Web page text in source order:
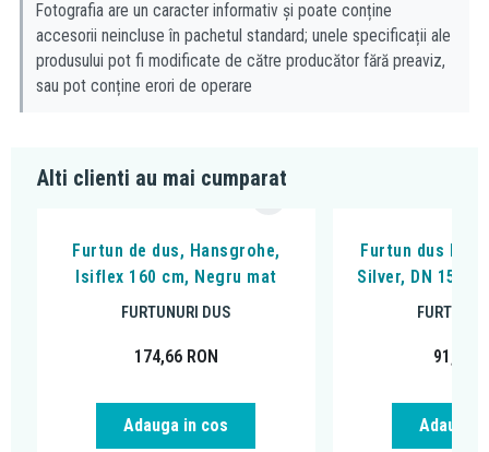
Fotografia are un caracter informativ și poate conține
accesorii neincluse în pachetul standard; unele specificații ale
produsului pot fi modificate de către producător fără preaviz,
sau pot conține erori de operare
Alti clienti au mai cumparat
Furtun de dus, Hansgrohe,
Isiflex 160 cm, Negru mat
FURTUNURI DUS
174,66 RON
Adauga in cos
Furtun dus
Silver, DN 15,
91,18
Adauga